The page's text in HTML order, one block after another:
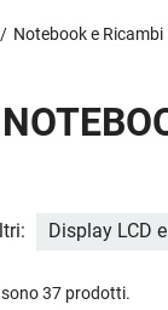
Notebook e Ricambi
Display LCD
sono 37 prodotti.